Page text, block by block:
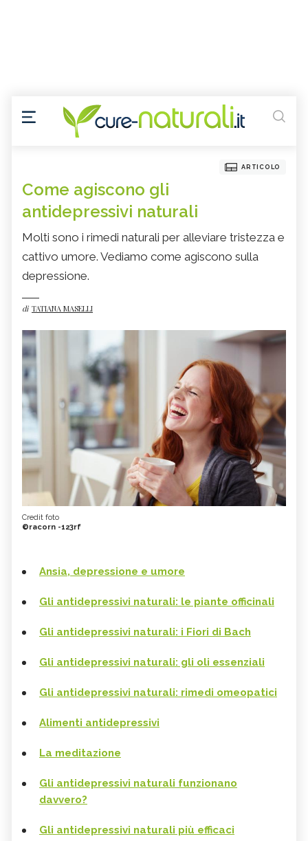
ARTICOLO
Come agiscono gli
antidepressivi naturali
Molti sono i rimedi naturali per alleviare tristezza e
cattivo umore. Vediamo come agiscono sulla
depressione.
di TATIANA MASELLI
Credit foto
©racorn -123rf
Ansia, depressione e umore
Gli antidepressivi naturali: le piante officinali
Gli antidepressivi naturali: i Fiori di Bach
Gli antidepressivi naturali: gli oli essenziali
Gli antidepressivi naturali: rimedi omeopatici
Alimenti antidepressivi
La meditazione
Gli antidepressivi naturali funzionano
davvero?
Gli antidepressivi naturali più efficaci